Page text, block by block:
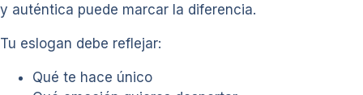
y auténtica puede marcar la diferencia.
Tu eslogan debe reflejar:
Qué te hace único